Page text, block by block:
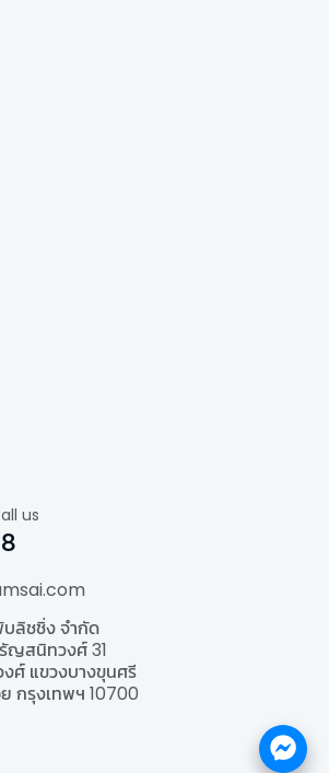
us
ลิชชิ่ง จำกัด
ญสนิทวงศ์ 31
ศ์ แขวงบางขุนศรี
กรุงเทพฯ 10700